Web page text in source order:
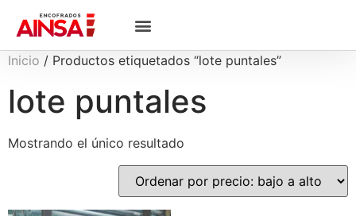
Inicio / Productos etiquetados “lote puntales”
lote puntales
Mostrando el único resultado